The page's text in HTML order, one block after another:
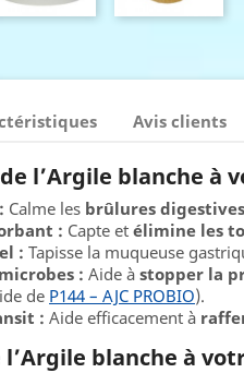
Avis clients
l’Argile blanche à
Calme les brûlures digestives
: Capte et élimine les
: Tapisse la muqueuse
: Aide à stopper la
de P144 – AJC PROBIO).
: Aide efficacement à
blanche à